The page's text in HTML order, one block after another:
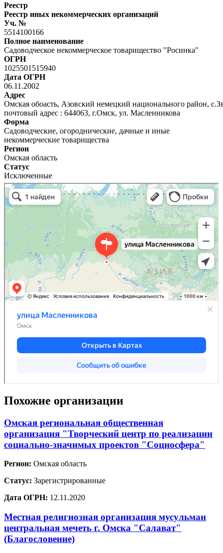
Реестр
Реестр иных некоммерческих организаций
Уч. №
5514100166
Полное наименование
Садоводческое некоммерческое товарищество "Росинка"
ОГРН
1025501515940
Дата ОГРН
06.11.2002
Адрес
Омская обоасть, Азовский немецкий национального район,
почтовый адрес : 644063, г.Омск, ул. Масленникова
Форма
Садоводческие, огороднические, дачные и иные
некоммерческие товарищества
Регион
Омская область
Статус
Исключенные
Похожие организации
Омская региональная общественная
организация "Творческий центр по реализации
социально-значимых проектов "Социосфера"
Регион: Омская область
Статус: Зарегистрированные
Дата ОГРН: 12.11.2020
Местная религиозная организация мусульман
центральная мечеть г. Омска "Салават"
(Благословение)